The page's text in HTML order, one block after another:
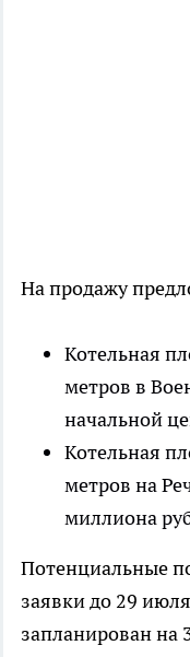
На продажу
Котельная
метров в
начальной
Котельная
метров на
миллиона
Потенциальные
заявки до 29
запланирован на